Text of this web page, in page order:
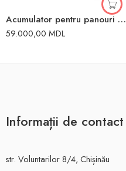
Acumulator pentru panouri solare 5kW GTX5000-PRO 5 Sofar
59.000,00 MDL
Informații de contact
str. Voluntarilor 8/4, Chișinău